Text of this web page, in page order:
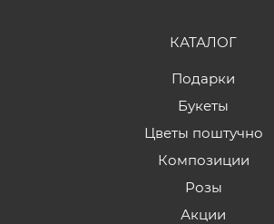
КАТАЛОГ
Подарки
Букеты
Цветы поштучно
Композиции
Розы
Акции